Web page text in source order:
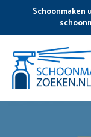
de
inhoud
Schoonmaken